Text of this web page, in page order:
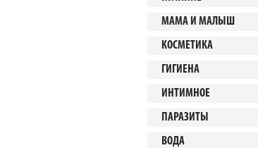
МАМА И МАЛЫШ
КОСМЕТИКА
ГИГИЕНА
ИНТИМНОЕ
ПАРАЗИТЫ
ВОДА